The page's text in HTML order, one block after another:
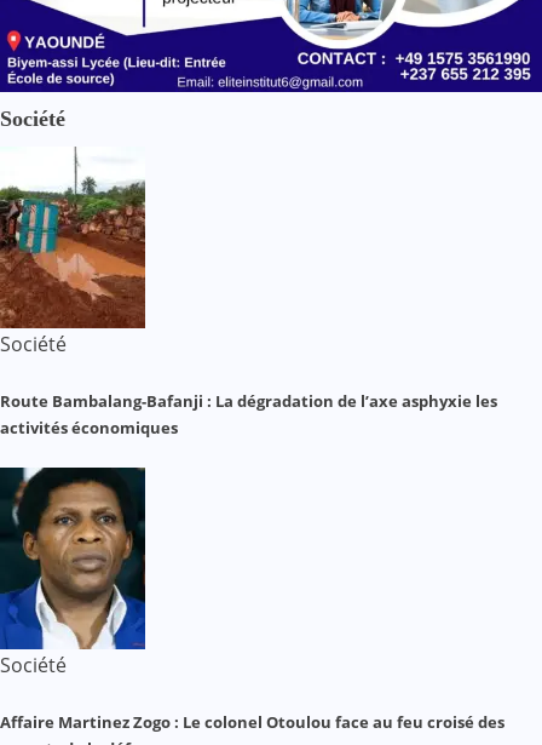
Société
Société
Route Bambalang-Bafanji : La dégradation de l’axe asphyxie les
activités économiques
Société
Affaire Martinez Zogo : Le colonel Otoulou face au feu croisé des